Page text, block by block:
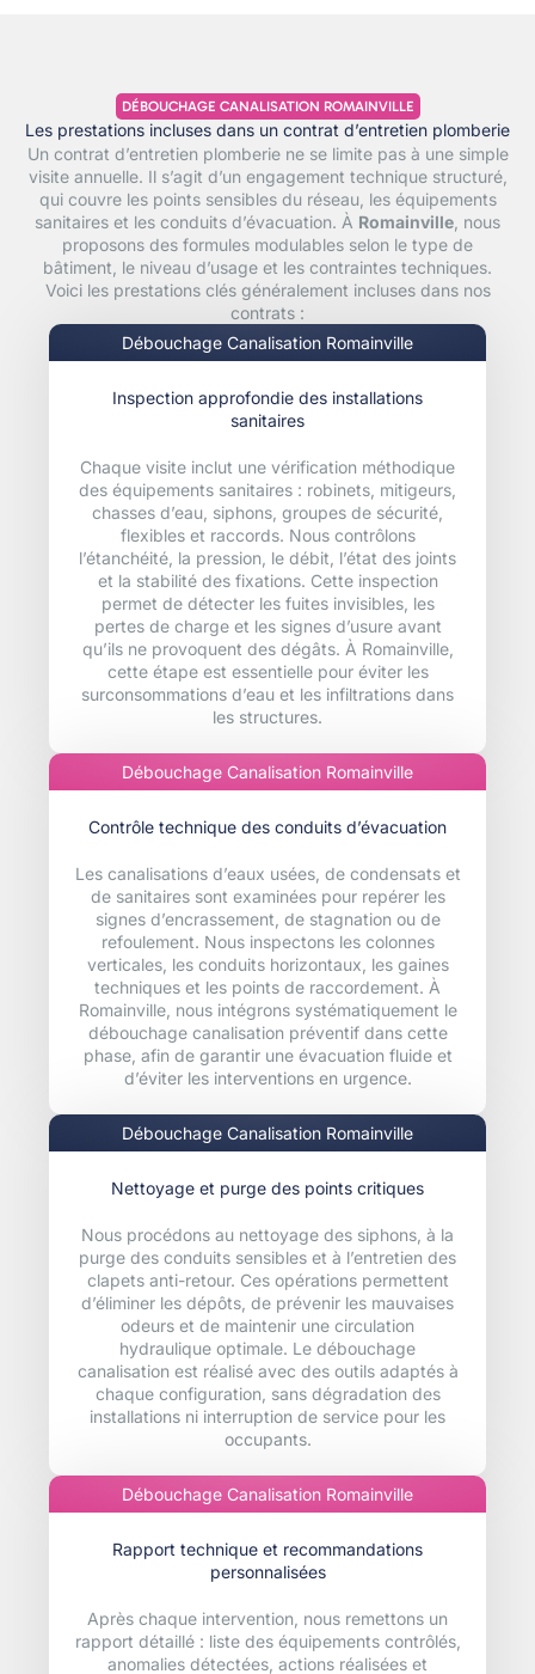
DÉBOUCHAGE CANALISATION ROMAINVILLE
Les prestations incluses dans un contrat d’entretien plomberie
Un contrat d’entretien plomberie ne se limite pas à une simple
visite annuelle. Il s’agit d’un engagement technique structuré,
qui couvre les points sensibles du réseau, les équipements
sanitaires et les conduits d’évacuation. À Romainville , nous
proposons des formules modulables selon le type de
bâtiment, le niveau d’usage et les contraintes techniques.
Voici les prestations clés généralement incluses dans nos
contrats :
Débouchage Canalisation Romainville
Inspection approfondie des installations
sanitaires
Chaque visite inclut une vérification méthodique
des équipements sanitaires : robinets, mitigeurs,
chasses d’eau, siphons, groupes de sécurité,
flexibles et raccords. Nous contrôlons
l’étanchéité, la pression, le débit, l’état des joints
et la stabilité des fixations. Cette inspection
permet de détecter les fuites invisibles, les
pertes de charge et les signes d’usure avant
qu’ils ne provoquent des dégâts. À Romainville,
cette étape est essentielle pour éviter les
surconsommations d’eau et les infiltrations dans
les structures.
Débouchage Canalisation Romainville
Contrôle technique des conduits d’évacuation
Les canalisations d’eaux usées, de condensats et
de sanitaires sont examinées pour repérer les
signes d’encrassement, de stagnation ou de
refoulement. Nous inspectons les colonnes
verticales, les conduits horizontaux, les gaines
techniques et les points de raccordement. À
Romainville, nous intégrons systématiquement le
débouchage canalisation préventif dans cette
phase, afin de garantir une évacuation fluide et
d’éviter les interventions en urgence.
Débouchage Canalisation Romainville
Nettoyage et purge des points critiques
Nous procédons au nettoyage des siphons, à la
purge des conduits sensibles et à l’entretien des
clapets anti-retour. Ces opérations permettent
d’éliminer les dépôts, de prévenir les mauvaises
odeurs et de maintenir une circulation
hydraulique optimale. Le débouchage
canalisation est réalisé avec des outils adaptés à
chaque configuration, sans dégradation des
installations ni interruption de service pour les
occupants.
Débouchage Canalisation Romainville
Rapport technique et recommandations
personnalisées
Après chaque intervention, nous remettons un
rapport détaillé : liste des équipements contrôlés,
anomalies détectées, actions réalisées et